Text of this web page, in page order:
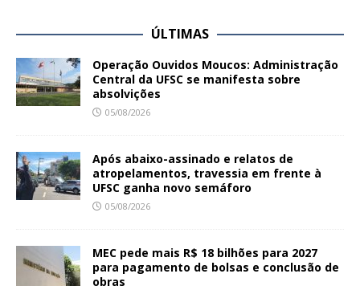
ÚLTIMAS
Operação Ouvidos Moucos: Administração
Central da UFSC se manifesta sobre
absolvições
05/08/2026
Após abaixo-assinado e relatos de
atropelamentos, travessia em frente à
UFSC ganha novo semáforo
05/08/2026
MEC pede mais R$ 18 bilhões para 2027
para pagamento de bolsas e conclusão de
obras